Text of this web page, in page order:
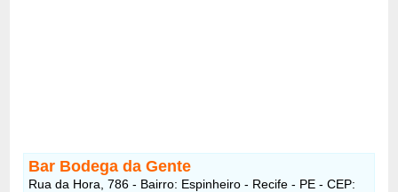
Bar Bodega da Gente
Rua da Hora, 786 - Bairro: Espinheiro - Recife - PE - CEP: